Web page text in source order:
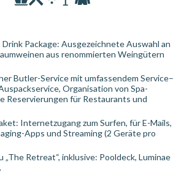
Package: Ausgezeichnete Auswahl an
aus renommierten Weingütern
Butler-Service mit umfassendem Service–
Organisation von Spa-
Reservierungen für Restaurants und
Internetzugang zum Surfen, für E-Mails,
Apps und Streaming (2 Geräte pro
„The Retreat“, inklusive: Pooldeck, Luminae